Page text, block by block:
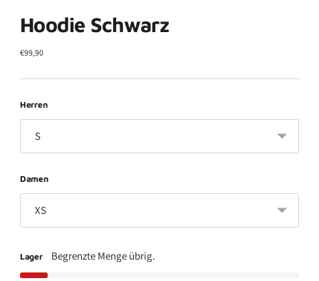
Hoodie Schwarz
€99,90
Regulärer
Herren
Damen
Lager Begrenzte Menge übrig.